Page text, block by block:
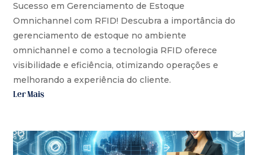
Sucesso em Gerenciamento de Estoque
Omnichannel com RFID! Descubra a importância do
gerenciamento de estoque no ambiente
omnichannel e como a tecnologia RFID oferece
visibilidade e eficiência, otimizando operações e
melhorando a experiência do cliente.
Ler Mais